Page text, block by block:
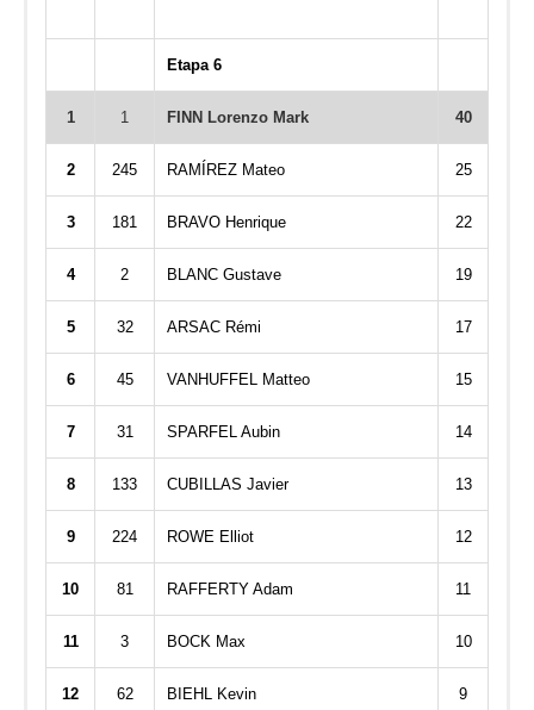
Etapa 6
1 1 FINN Lorenzo Mark 40
2 245 RAMÍREZ Mateo 25
3 181 BRAVO Henrique 22
4 2 BLANC Gustave 19
5 32 ARSAC Rémi 17
6 45 VANHUFFEL Matteo 15
7 31 SPARFEL Aubin 14
8 133 CUBILLAS Javier 13
9 224 ROWE Elliot 12
10 81 RAFFERTY Adam 11
11 3 BOCK Max 10
12 62 BIEHL Kevin 9